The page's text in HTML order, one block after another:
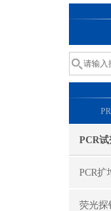
PCR试
PCR扩
荧光探